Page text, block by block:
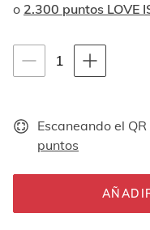
abajo
muestran
por
las
o 2.300 puntos LOVE
Instrucciones de
1
unidades
Escaneando el
puntos